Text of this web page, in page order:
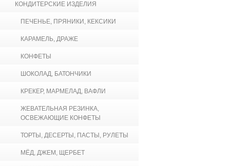
КОНДИТЕРСКИЕ ИЗДЕЛИЯ
ПЕЧЕНЬЕ, ПРЯНИКИ, КЕКСИКИ
КАРАМЕЛЬ, ДРАЖЕ
КОНФЕТЫ
ШОКОЛАД, БАТОНЧИКИ
КРЕКЕР, МАРМЕЛАД, ВАФЛИ
ЖЕВАТЕЛЬНАЯ РЕЗИНКА,
ОСВЕЖАЮЩИЕ КОНФЕТЫ
ТОРТЫ, ДЕСЕРТЫ, ПАСТЫ, РУЛЕТЫ
МЁД, ДЖЕМ, ЩЕРБЕТ